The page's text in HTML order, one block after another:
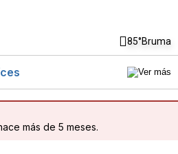
85°Bruma
más de 5 meses.